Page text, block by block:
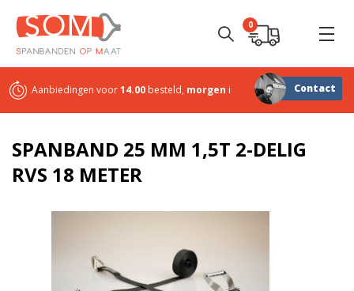
0
Aanbiedingen voor14.00 besteld, morgen in huisSterk in maatwerk
Contact
SPANBAND 25 MM 1,5T 2-DELIG
RVS 18 METER